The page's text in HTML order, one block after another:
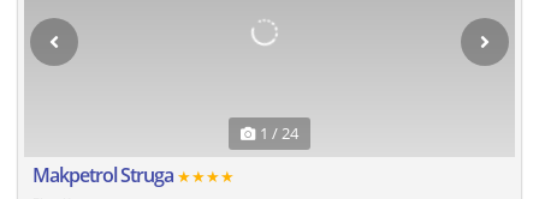
1 / 24
Makpetrol Struga ★★★★